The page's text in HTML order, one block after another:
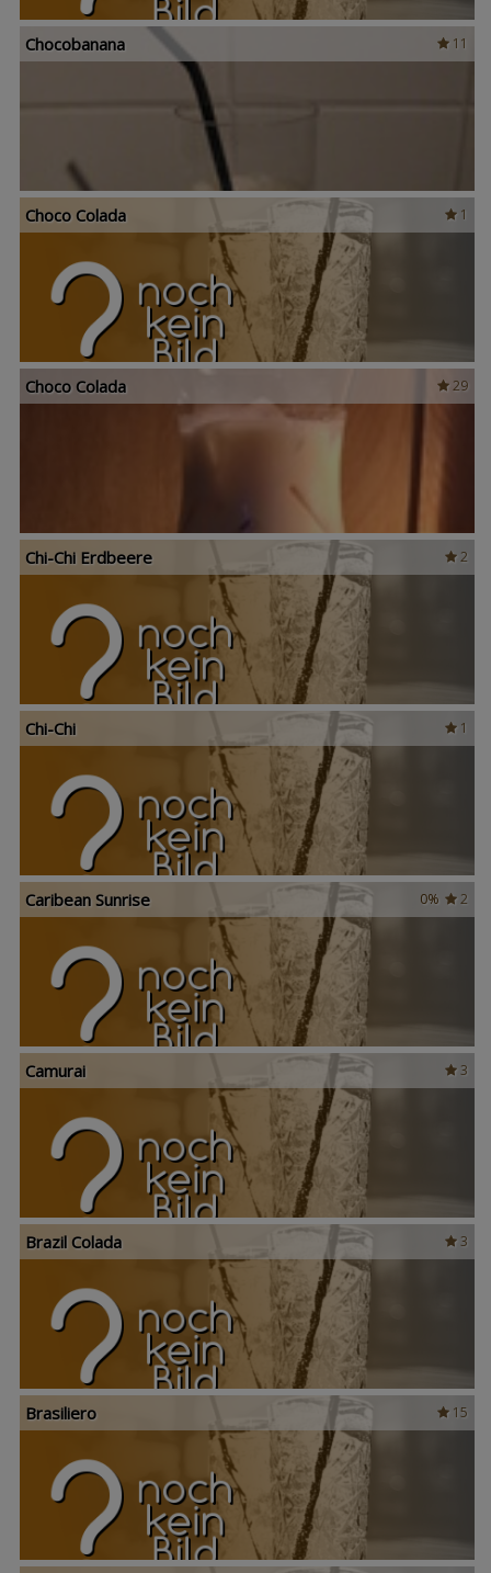
11
Chocobanana
1
Choco Colada
29
Choco Colada
2
Chi-Chi Erdbeere
1
Chi-Chi
2
0%
Caribean Sunrise
3
Camurai
3
Brazil Colada
15
Brasiliero